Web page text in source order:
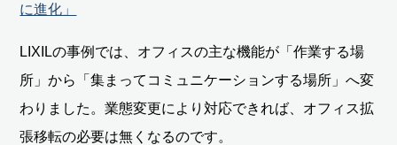
に進化」
LIXILの事例では、オフィスの主な機能が「作業する場
所」から「集まってコミュニケーションする場所」へ変
わりました。業態変更により対応できれば、オフィス拡
張移転の必要は無くなるのです。